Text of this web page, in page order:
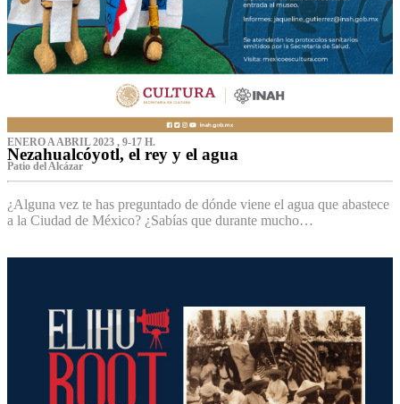
ENERO A ABRIL 2023 , 9-17 H.
Nezahualcóyotl, el rey y el agua
Patio del Alcázar
¿Alguna vez te has preguntado de dónde viene el agua que abastece
a la Ciudad de México? ¿Sabías que durante mucho…